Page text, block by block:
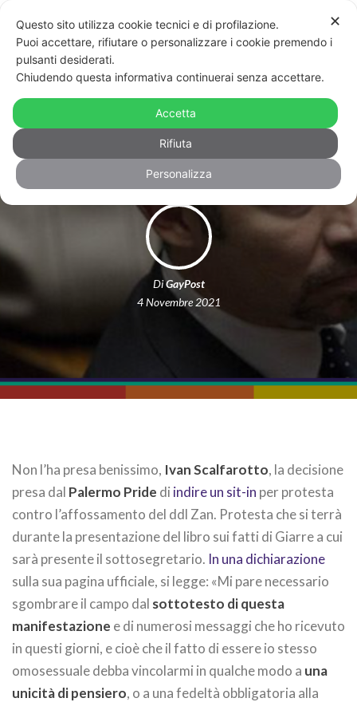
Scalfarotto contro il Palermo Pride.
Che replica: “Narrati come carnefici”
DiGayPost
4 Novembre 2021
Non l’ha presa benissimo, Ivan Scalfarotto, la decisione
presa dal Palermo Pride di indire un sit-in per protesta
contro l’affossamento del ddl Zan. Protesta che si terrà
durante la presentazione del libro sui fatti di Giarre a cui
sarà presente il sottosegretario. In una dichiarazione
sulla sua pagina ufficiale, si legge: «Mi pare necessario
sgombrare il campo dal sottotesto di questa
manifestazione e di numerosi messaggi che ho ricevuto
in questi giorni, e cioè che il fatto di essere io stesso
omosessuale debba vincolarmi in qualche modo a una
unicità di pensiero, o a una fedeltà obbligatoria alla
✕
Questo sito utilizza cookie tecnici e di profilazione.
Puoi accettare, rifiutare o personalizzare i cookie premendo i
pulsanti desiderati.
Chiudendo questa informativa continuerai senza accettare.
Accetta
Rifiuta
Personalizza